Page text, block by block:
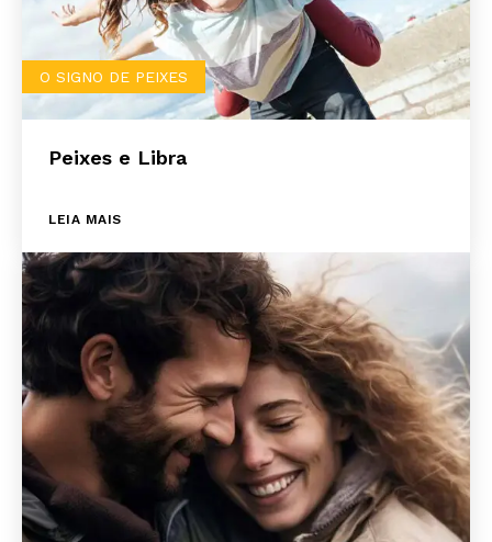
O SIGNO DE PEIXES
Peixes e Libra
LEIA MAIS